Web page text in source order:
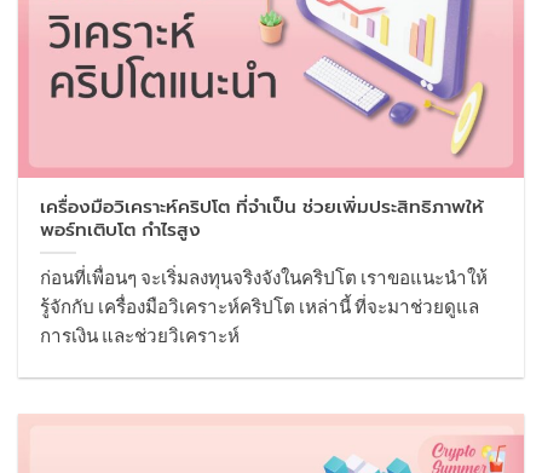
เครื่องมือวิเคราะห์คริปโต ที่จำเป็น ช่วยเพิ่มประสิทธิภาพให้
พอร์ทเติบโต กำไรสูง
ก่อนที่เพื่อนๆ จะเริ่มลงทุนจริงจังในคริปโต เราขอแนะนำให้
รู้จักกับ เครื่องมือวิเคราะห์คริปโต เหล่านี้ ที่จะมาช่วยดูแล
การเงิน และช่วยวิเคราะห์